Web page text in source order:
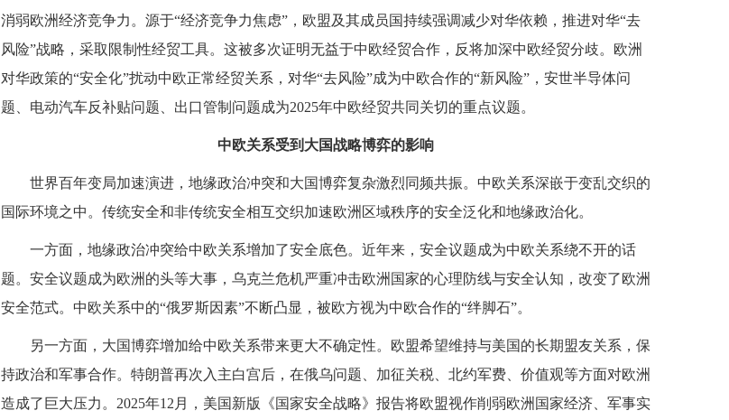
消弱欧洲经济竞争力。源于“经济竞争力焦虑”，欧盟及其成员国持续强调减少对华依赖，推进对华“去
风险”战略，采取限制性经贸工具。这被多次证明无益于中欧经贸合作，反将加深中欧经贸分歧。欧洲
对华政策的“安全化”扰动中欧正常经贸关系，对华“去风险”成为中欧合作的“新风险”，安世半导体问
题、电动汽车反补贴问题、出口管制问题成为2025年中欧经贸共同关切的重点议题。
中欧关系受到大国战略博弈的影响
世界百年变局加速演进，地缘政治冲突和大国博弈复杂激烈同频共振。中欧关系深嵌于变乱交织的
国际环境之中。传统安全和非传统安全相互交织加速欧洲区域秩序的安全泛化和地缘政治化。
一方面，地缘政治冲突给中欧关系增加了安全底色。近年来，安全议题成为中欧关系绕不开的话
题。安全议题成为欧洲的头等大事，乌克兰危机严重冲击欧洲国家的心理防线与安全认知，改变了欧洲
安全范式。中欧关系中的“俄罗斯因素”不断凸显，被欧方视为中欧合作的“绊脚石”。
另一方面，大国博弈增加给中欧关系带来更大不确定性。欧盟希望维持与美国的长期盟友关系，保
持政治和军事合作。特朗普再次入主白宫后，在俄乌问题、加征关税、北约军费、价值观等方面对欧洲
造成了巨大压力。2025年12月，美国新版《国家安全战略》报告将欧盟视作削弱欧洲国家经济、军事实